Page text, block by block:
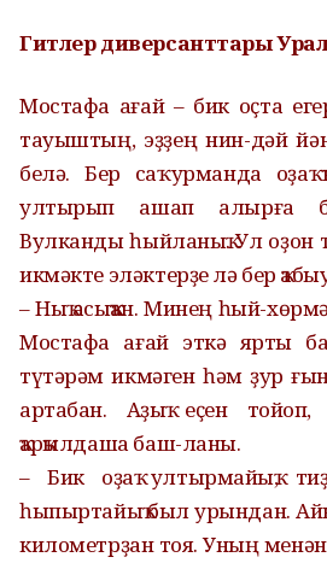
Гитлер диверсанттары
Мостафа ағай – бик оҫта
тауыштың, эҙҙең нин-дәй
белә. Бер саҡ урманда оҙаҡ
ултырып ашап алырға
Вулканды һыйланыҡ. Ул оҙон
икмәкте эләктерҙе лә бер
– Ныҡ асыҡҡан. Минең һый-
Мостафа ағай эткә ярты
түтәрәм икмәген һәм ҙур
артабан. Аҙыҡ еҫен тойоп,
ҡарҡылдаша баш-ланы.
– Бик оҙаҡ ултырмайыҡ,
һыпыртайыҡ был урындан.
километрҙан тоя. Уның